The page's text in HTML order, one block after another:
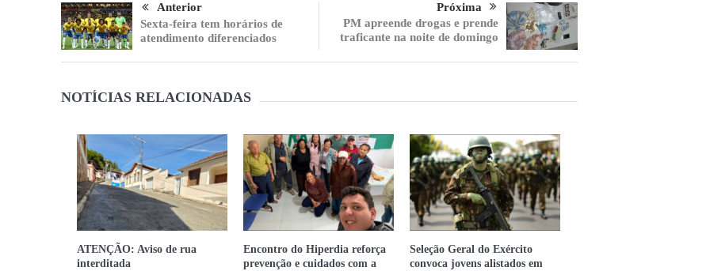
Anterior
Sexta-feira tem horários de
atendimento diferenciados
Próxima
PM apreende drogas e prende
traficante na noite de domingo
NOTÍCIAS RELACIONADAS
ATENÇÃO: Aviso de rua
interditada
Encontro do Hiperdia reforça
prevenção e cuidados com a
Seleção Geral do Exército
convoca jovens alistados em